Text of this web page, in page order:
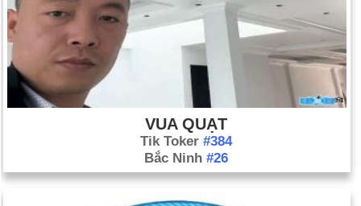
VUA QUẠT
Tik Toker #384
Bắc Ninh #26